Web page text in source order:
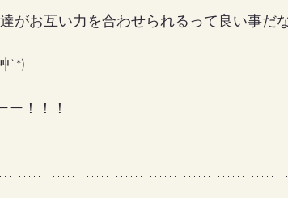
がお互い力を合わせられるって良い事だな
`*)
ー！！！